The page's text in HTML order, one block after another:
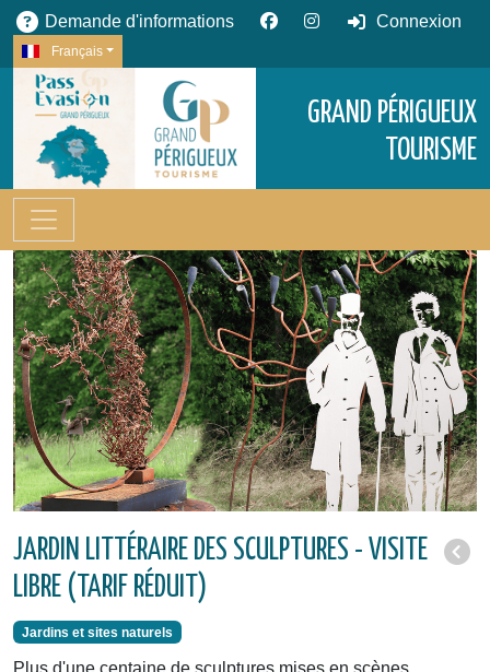
Demande d'informations Connexion
Français
GRAND PÉRIGUEUX
TOURISME
JARDIN LITTÉRAIRE DES SCULPTURES - VISITE
LIBRE (TARIF RÉDUIT)
Jardins et sites naturels
Plus d'une centaine de sculptures mises en scènes